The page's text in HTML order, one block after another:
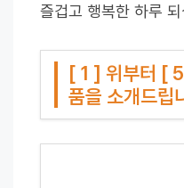
즐겁고 행복한 하루
[ 1 ] 위부터 [
품을 소개드립